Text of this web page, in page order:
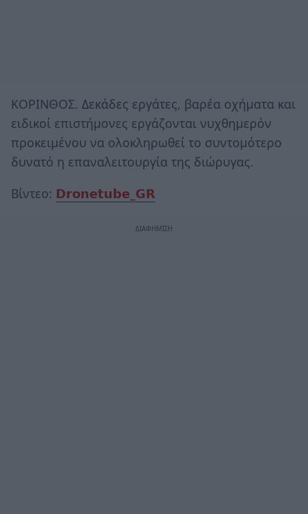
ΚΟΡΙΝΘΟΣ. Δεκάδες εργάτες, βαρέα οχήματα και
ειδικοί επιστήμονες εργάζονται νυχθημερόν
προκειμένου να ολοκληρωθεί το συντομότερο
δυνατό η επαναλειτουργία της διώρυγας.
Βίντεο: 𝗗𝗿𝗼𝗻𝗲𝘁𝘂𝗯𝗲_𝗚𝗥